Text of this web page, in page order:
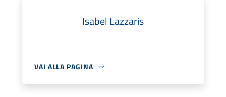
Isabel Lazzaris
VAI ALLA PAGINA